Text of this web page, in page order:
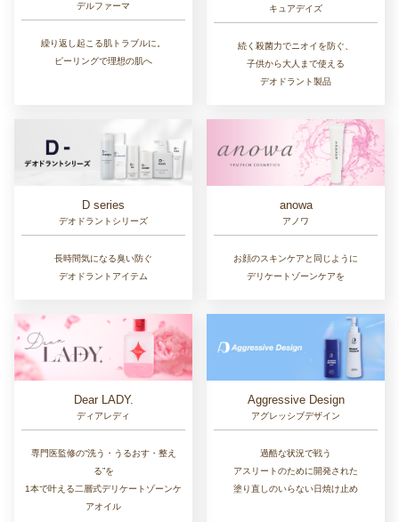
デルファーマ
繰り返し起こる肌トラブルに。
ピーリングで理想の肌へ
キュアデイズ
続く殺菌力でニオイを防ぐ、
子供から大人まで使える
デオドラント製品
D series
デオドラントシリーズ
長時間気になる臭い防ぐ
デオドラントアイテム
anowa
アノワ
お顔のスキンケアと同じように
デリケートゾーンケアを
Dear LADY.
ディアレディ
専門医監修の“洗う・うるおす・整え
る”を
1本で叶える二層式デリケートゾーンケ
アオイル
Aggressive Design
アグレッシブデザイン
過酷な状況で戦う
アスリートのために開発された
塗り直しのいらない日焼け止め